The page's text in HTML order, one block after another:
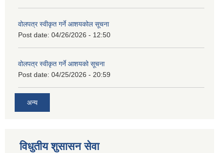
वोलपत्र स्वीकृत गर्ने आशयकोल सूचना
Post date: 04/26/2026 - 12:50
वोलपत्र स्वीकृत गर्ने आशयको सूचना
Post date: 04/25/2026 - 20:59
अन्य
विधुतीय शुसासन सेवा